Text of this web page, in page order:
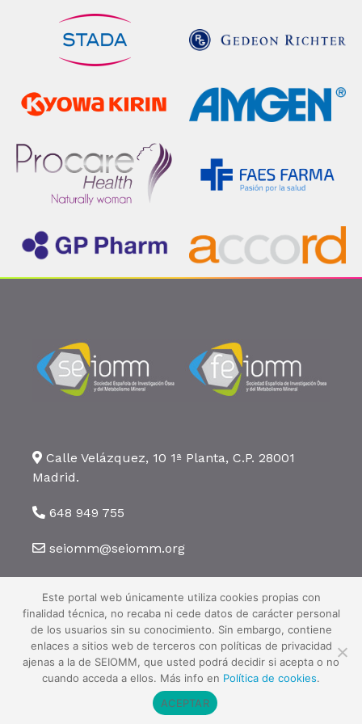
Calle Velázquez, 10 1ª Planta, C.P. 28001
Madrid.
648 949 755
seiomm@seiomm.org
©2026 SEIOMM. Todos los derechos reservados ·Aviso legal·Política
de privacidad ·Política de cookies
Este portal web únicamente utiliza cookies propias con
finalidad técnica, no recaba ni cede datos de carácter personal
de los usuarios sin su conocimiento. Sin embargo, contiene
enlaces a sitios web de terceros con políticas de privacidad
ajenas a la de SEIOMM, que usted podrá decidir si acepta o no
cuando acceda a ellos. Más info en Política de cookies.
ACEPTAR